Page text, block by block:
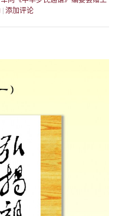
添加评论